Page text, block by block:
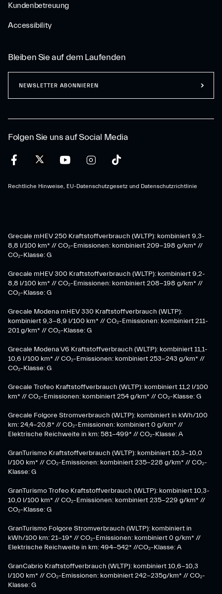
Kundenbetreuung
Accessibility
Folgen Sie uns auf Social Media
Rechtliche Hinweise, EU-Datenschutzgesetz und Datenschutzrichtlinie
Bleiben Sie auf dem Laufenden
NEWSLETTER ABONNIEREN
Grecale mHEV 250 Kraftstoffverbrauch (WLTP): kombiniert 9,3-
8,8 l/100 km* // CO₂-Emissionen: kombiniert 209-198 g/km* ​//
CO₂-Klasse: G
Grecale mHEV 300 Kraftstoffverbrauch (WLTP): kombiniert 9,2-
8,8 l/100 km* // CO₂-Emissionen: kombiniert 208-198 g/km* //
CO₂-Klasse: G
Grecale Modena mHEV 330 Kraftstoffverbrauch (WLTP):
kombiniert 9,3-8,9 l/100 km* // CO₂-Emissionen: kombiniert 211-
201 g/km* // CO₂-Klasse: G
Grecale Modena V6 Kraftstoffverbrauch (WLTP): kombiniert 11,1-
10,6 l/100 km* // CO₂-Emissionen: kombiniert 253-243 g/km* //
CO₂-Klasse: G
Grecale Trofeo Kraftstoffverbrauch (WLTP): kombiniert 11,2 l/100
km* // CO₂-Emissionen: kombiniert 254 g/km* // CO₂-Klasse: G
Grecale Folgore Stromverbrauch (WLTP): kombiniert in kWh/100
km: 24,4-20,8* // CO₂-Emissionen: kombiniert 0 g/km* //
Elektrische Reichweite in km: 581-499* // CO₂-Klasse: A
GranTurismo Kraftstoffverbrauch (WLTP): kombiniert 10,3-10,0
l/100 km* // CO₂-Emissionen: kombiniert 235-228 g/km* // CO₂-
Klasse: G
GranTurismo Trofeo Kraftstoffverbrauch (WLTP): kombiniert 10,3-
10,0 l/100 km* // CO₂-Emissionen: kombiniert 235-229 g/km* //
CO₂-Klasse: G
GranTurismo Folgore Stromverbrauch (WLTP): kombiniert in
kWh/100 km: 21-19* // CO₂-Emissionen: kombiniert 0 g/km* //
Elektrische Reichweite in km: 494-542* //CO₂-Klasse: A
GranCabrio Kraftstoffverbrauch (WLTP): kombiniert 10,6-10,3
l/100 km* // CO₂-Emissionen: kombiniert 242-235g/km* // CO₂-
Klasse: G